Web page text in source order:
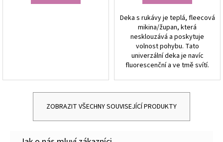
Deka s rukávy je teplá, fleecová
mikina/župan, která
nesklouzává a poskytuje
volnost pohybu. Tato
univerzální deka je navíc
fluorescenční a ve tmě svítí.
ZOBRAZIT VŠECHNY SOUVISEJÍCÍ PRODUKTY